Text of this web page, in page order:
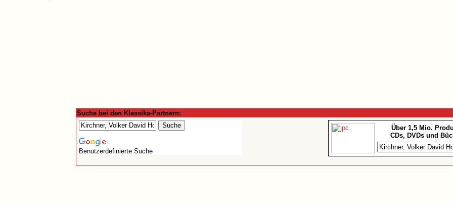
Suche bei den Klassika-Partnern:
Benutzerdefinierte Suche
Über 1,5 Mio.
CDs, DVDs und